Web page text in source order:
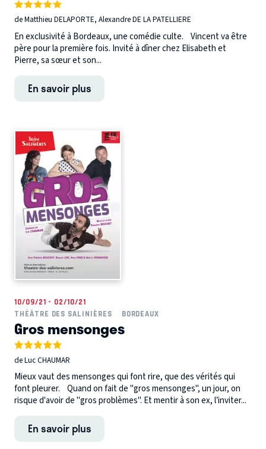
de Matthieu DELAPORTE, Alexandre DE LA PATELLIERE
En exclusivité à Bordeaux, une comédie culte. Vincent va être
père pour la première fois. Invité à dîner chez Elisabeth et
Pierre, sa sœur et son...
En savoir plus
10/09/21 - 02/10/21
THÉÂTRE DES SALINIÈRES
BORDEAUX
Gros mensonges
de Luc CHAUMAR
Mieux vaut des mensonges qui font rire, que des vérités qui
font pleurer. Quand on fait de "gros mensonges", un jour, on
risque d'avoir de "gros problèmes". Et mentir à son ex, l’inviter...
En savoir plus